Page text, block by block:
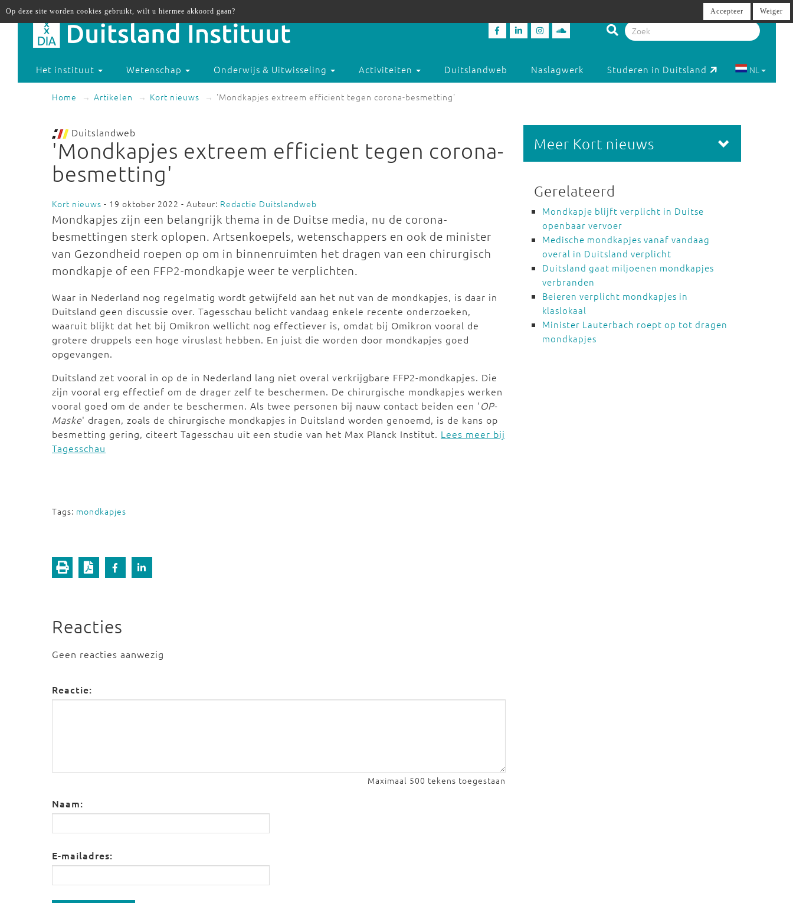
Het instituut Wetenschap Onderwijs & Uitwisseling Activiteiten Duitslandweb Naslagwerk Studeren in Duitsland NL
Home Artikelen Kort nieuws 'Mondkapjes extreem efficient tegen corona-besmetting'
Duitslandweb
'Mondkapjes extreem efficient tegen corona-
besmetting'
Kort nieuws - 19 oktober 2022 - Auteur: Redactie Duitslandweb
Mondkapjes zijn een belangrijk thema in de Duitse media, nu de corona-
besmettingen sterk oplopen. Artsenkoepels, wetenschappers en ook de minister
van Gezondheid roepen op om in binnenruimten het dragen van een chirurgisch
mondkapje of een FFP2-mondkapje weer te verplichten.
Waar in Nederland nog regelmatig wordt getwijfeld aan het nut van de mondkapjes, is daar in
Duitsland geen discussie over. Tagesschau belicht vandaag enkele recente onderzoeken,
waaruit blijkt dat het bij Omikron wellicht nog effectiever is, omdat bij Omikron vooral de
grotere druppels een hoge viruslast hebben. En juist die worden door mondkapjes goed
opgevangen.
Duitsland zet vooral in op de in Nederland lang niet overal verkrijgbare FFP2-mondkapjes. Die
zijn vooral erg effectief om de drager zelf te beschermen. De chirurgische mondkapjes werken
vooral goed om de ander te beschermen. Als twee personen bij nauw contact beiden een 'OP-
Maske' dragen, zoals de chirurgische mondkapjes in Duitsland worden genoemd, is de kans op
besmetting gering, citeert Tagesschau uit een studie van het Max Planck Institut. Lees meer bij
Tagesschau
Tags: mondkapjes
Reacties
Geen reacties aanwezig
Reactie:
Maximaal 500 tekens toegestaan
Naam:
E-mailadres:
Meer Kort nieuws
Gerelateerd
Mondkapje blijft verplicht in Duitse
openbaar vervoer
Medische mondkapjes vanaf vandaag
overal in Duitsland verplicht
Duitsland gaat miljoenen mondkapjes
verbranden
Beieren verplicht mondkapjes in
klaslokaal
Minister Lauterbach roept op tot dragen
mondkapjes
Op deze site worden cookies gebruikt, wilt u hiermee akkoord gaan? Accepteer Weiger